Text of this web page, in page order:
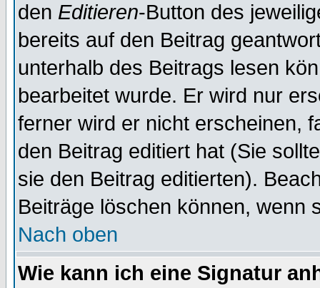
den Editieren-Button des
bereits auf den Beitrag
unterhalb des Beitrags lesen
bearbeitet wurde. Er wird nur
ferner wird er nicht erscheinen,
den Beitrag editiert hat (Sie
sie den Beitrag editierten).
Beiträge löschen können, wenn
Nach oben
Wie kann ich eine Signatur